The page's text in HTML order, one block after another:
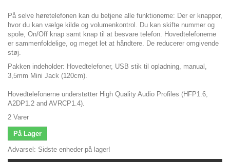
På selve høretelefonen kan du betjene alle funktionerne: Der er knapper,
hvor du kan vælge kilde og volumenkontrol. Du kan skifte nummer og
spole, On/Off knap samt knap til at besvare telefon. Hovedtelefonerne
er sammenfoldelige, og meget let at håndtere. De reducerer omgivende
støj.
Pakken indeholder: Hovedtelefoner, USB stik til opladning, manual,
3,5mm Mini Jack (120cm).
Hovedtelefonerne understøtter High Quality Audio Profiles (HFP1.6,
A2DP1.2 and AVRCP1.4).
2 Varer
På Lager
Advarsel: Sidste enheder på lager!